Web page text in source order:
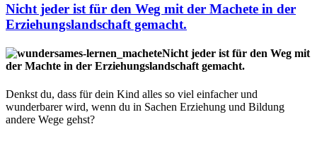
Nicht jeder ist für den Weg mit der Machete in der
Erziehungslandschaft gemacht.
Nicht jeder ist für den Weg mit
der Machte in der Erziehungslandschaft gemacht.
Denkst du, dass für dein Kind alles so viel einfacher und
wunderbarer wird, wenn du in Sachen Erziehung und Bildung
andere Wege gehst?